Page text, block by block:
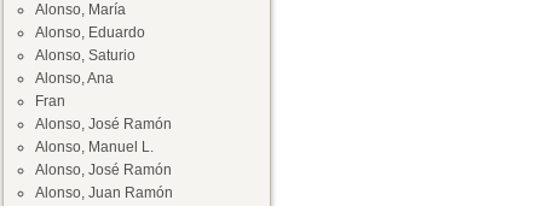
Alonso, María
Alonso, Eduardo
Alonso, Saturio
Alonso, Ana
Fran
Alonso, José Ramón
Alonso, Manuel L.
Alonso, José Ramón
Alonso, Juan Ramón